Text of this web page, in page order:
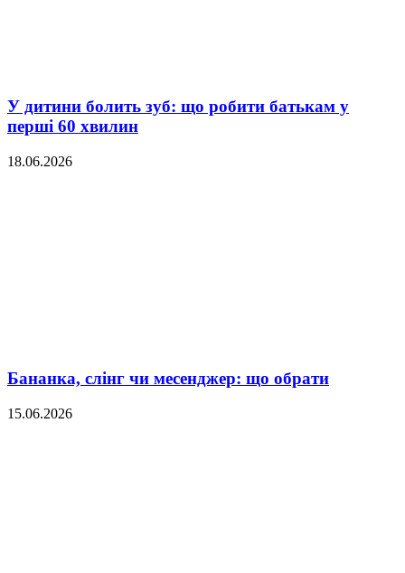
У дитини болить зуб: що робити батькам у
перші 60 хвилин
18.06.2026
Бананка, слінг чи месенджер: що обрати
15.06.2026